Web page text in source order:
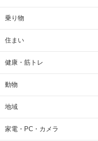
乗り物
住まい
健康・筋トレ
動物
地域
家電・PC・カメラ